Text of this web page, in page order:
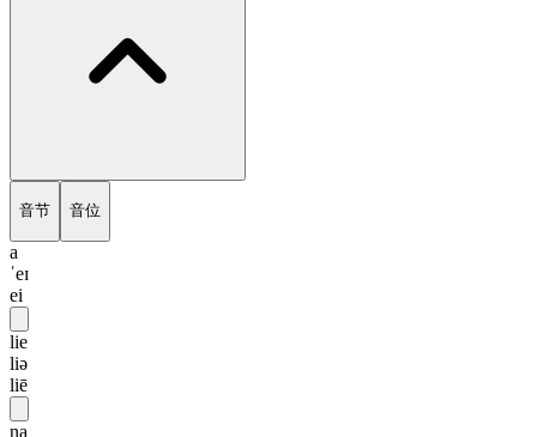
音节 音位
a
ˈeɪ
ei
lie
liə
liē
na